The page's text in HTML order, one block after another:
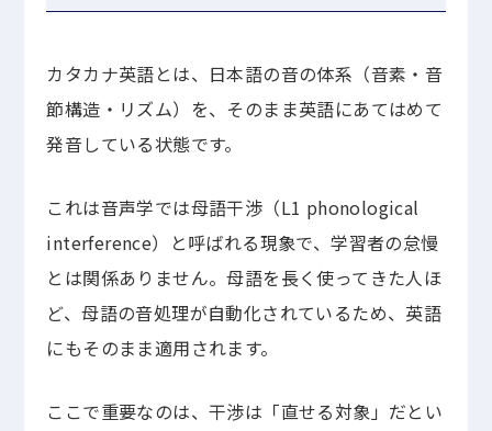
カタカナ英語とは、日本語の音の体系（音素・音
節構造・リズム）を、そのまま英語にあてはめて
発音している状態です。
これは音声学では母語干渉（L1 phonological
interference）と呼ばれる現象で、学習者の怠慢
とは関係ありません。母語を長く使ってきた人ほ
ど、母語の音処理が自動化されているため、英語
にもそのまま適用されます。
ここで重要なのは、干渉は「直せる対象」だとい